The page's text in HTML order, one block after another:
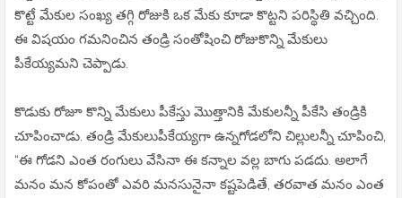
కొట్టే మేకుల సంఖ్య తగ్గి రోజుకి ఒక మేకు కూడా కొట్టని పరిస్థితి వచ్చింది.
ఈ విషయం గమనించిన తండ్రి సంతోషించి రోజుకొన్ని మేకులు
పీకేయ్యమని చెప్పాడు.
కొడుకు రోజూ కొన్ని మేకులు పీకేస్తు మొత్తానికి మేకులన్నీ పీకేసి తండ్రికి
చూపించాడు. తండ్రి మేకులుపీకేయ్యగా ఉన్నగోడలోని చిల్లులన్నీ చూపించి,
“ఈ గోడని ఎంత రంగులు వేసినా ఈ కన్నాల వల్ల బాగు పడదు. అలాగే
మనం మన కోపంతో ఎవరి మనసునైనా కష్టపెడితే, తరవాత మనం ఎంత